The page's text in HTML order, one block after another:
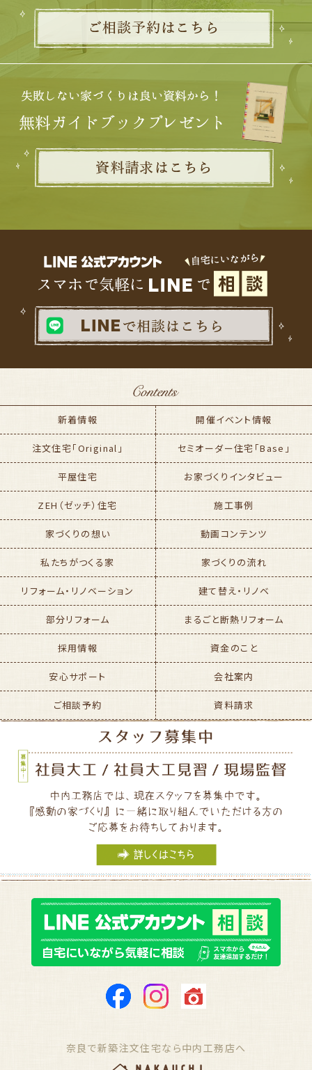
新着情報 開催イベント情報
注文住宅「Original」 セミオーダー住宅「Base」
平屋住宅 お家づくりインタビュー
ZEH（ゼッチ）住宅 施工事例
家づくりの想い 動画コンテンツ
私たちがつくる家 家づくりの流れ
リフォーム・リノベーション 建て替え・リノベ
部分リフォーム まるごと断熱リフォーム
採用情報 資金のこと
安心サポート 会社案内
ご相談予約 資料請求
奈良で新築注文住宅なら中内工務店へ